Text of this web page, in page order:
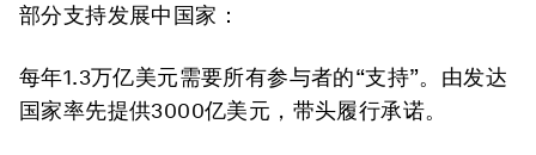
部分支持发展中国家：
每年1.3万亿美元需要所有参与者的“支持”。由发达
国家率先提供3000亿美元，带头履行承诺。